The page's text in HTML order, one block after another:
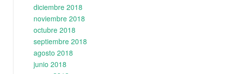
diciembre 2018
noviembre 2018
octubre 2018
septiembre 2018
agosto 2018
junio 2018